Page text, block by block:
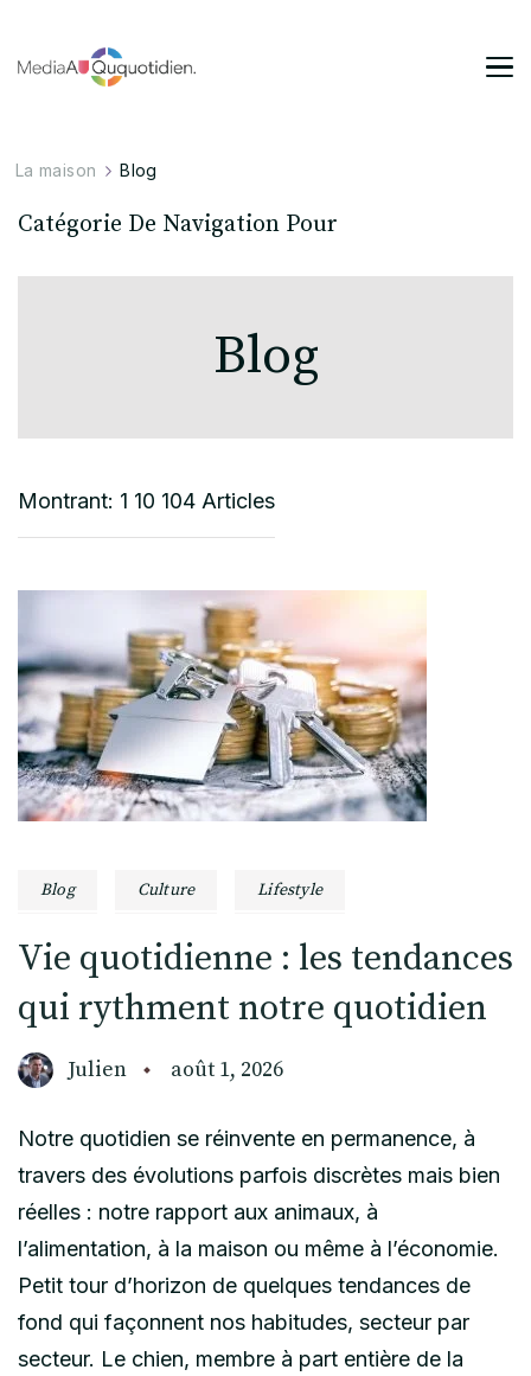
La maison Blog
Catégorie De Navigation Pour
Blog
Montrant: 1 10 104 Articles
Blog Culture Lifestyle
Vie quotidienne : les tendances
qui rythment notre quotidien
Julien août 1, 2026
Notre quotidien se réinvente en permanence, à
travers des évolutions parfois discrètes mais bien
réelles : notre rapport aux animaux, à
l’alimentation, à la maison ou même à l’économie.
Petit tour d’horizon de quelques tendances de
fond qui façonnent nos habitudes, secteur par
secteur. Le chien, membre à part entière de la